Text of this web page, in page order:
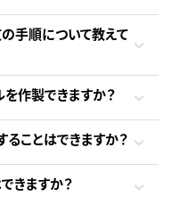
手順について教えて
作製できますか？
ことはできますか？
きますか？